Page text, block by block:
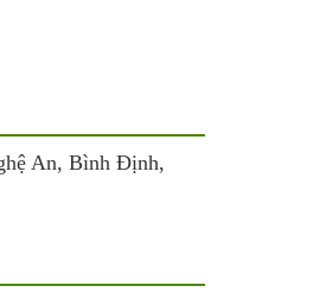
An, Bình Định,